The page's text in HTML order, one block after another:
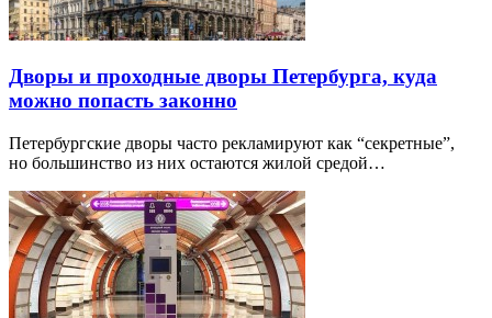
Дворы и проходные дворы Петербурга, куда
можно попасть законно
Петербургские дворы часто рекламируют как “секретные”,
но большинство из них остаются жилой средой…